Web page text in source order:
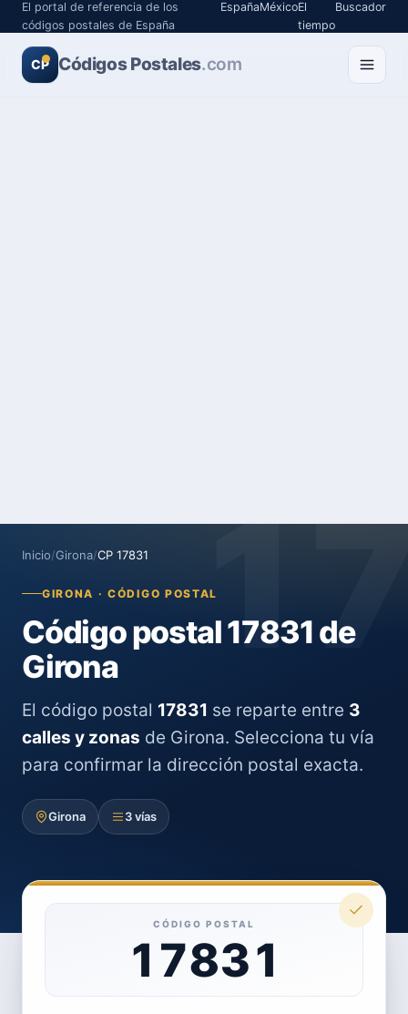
El portal de referencia de los
códigos postales de España
EspañaMéxicoEl
tiempo
Buscador
CP Códigos Postales.com
Inicio/Girona/CP 17831
GIRONA · CÓDIGO POSTAL
Código postal 17831 de
Girona
El código postal 17831 se reparte entre 3
calles y zonas de Girona. Selecciona tu vía
para confirmar la dirección postal exacta.
Girona 3 vías
CÓDIGO POSTAL
17831